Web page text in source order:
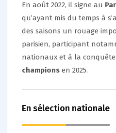
En août 2022, il signe au
qu’ayant mis du temps à
des saisons un rouage
parisien, participant
nationaux et à la
champions en 2025.
En sélection nationale